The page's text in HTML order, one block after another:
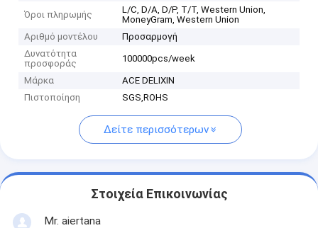
Όροι πληρωμής
L/C, D/A, D/P, T/T, Western Union,
MoneyGram, Western Union
Αριθμό μοντέλου
Προσαρμογή
Δυνατότητα
προσφοράς
100000pcs/week
Μάρκα
ACE DELIXIN
Πιστοποίηση
SGS,ROHS
Δείτε περισσότερων
Στοιχεία Επικοινωνίας
Mr. aiertana